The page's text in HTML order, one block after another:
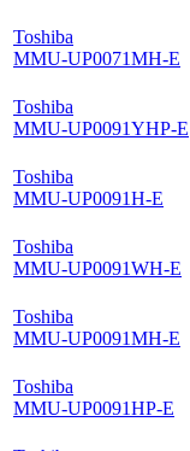
Toshiba
MMU-UP0071MH-E
Toshiba
MMU-UP0091YHP-E
Toshiba
MMU-UP0091H-E
Toshiba
MMU-UP0091WH-E
Toshiba
MMU-UP0091MH-E
Toshiba
MMU-UP0091HP-E